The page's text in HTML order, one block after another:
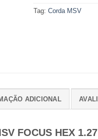
Tag: Corda MSV
ADICIONAL
FOCUS HEX 1.27